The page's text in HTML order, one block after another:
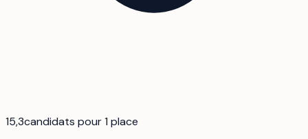
15,3candidats pour 1 place